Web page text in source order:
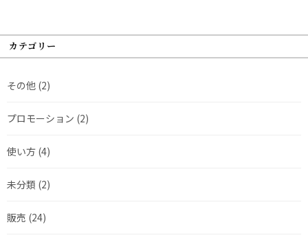
カテゴリー
その他 (2)
プロモーション (2)
使い方 (4)
未分類 (2)
販売 (24)